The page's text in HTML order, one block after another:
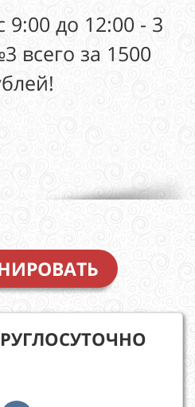
9:00 до 12:00 - 3
всего за 1500